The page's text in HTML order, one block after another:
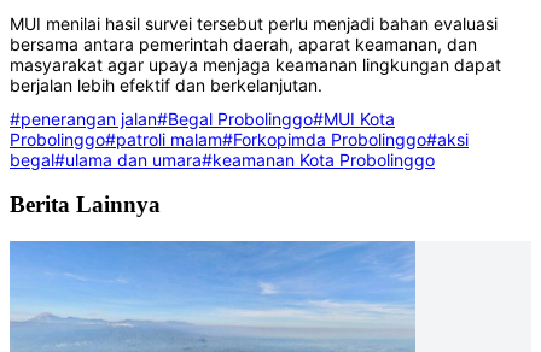
MUI menilai hasil survei tersebut perlu menjadi bahan evaluasi
bersama antara pemerintah daerah, aparat keamanan, dan
masyarakat agar upaya menjaga keamanan lingkungan dapat
berjalan lebih efektif dan berkelanjutan.
#penerangan jalan#Begal Probolinggo#MUI Kota
Probolinggo#patroli malam#Forkopimda Probolinggo#aksi
begal#ulama dan umara#keamanan Kota Probolinggo
Berita Lainnya